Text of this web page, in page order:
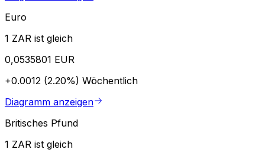
Euro
1 ZAR ist gleich
0,0535801 EUR
+0.0012 (2.20%) Wöchentlich
Diagramm anzeigen
Britisches Pfund
1 ZAR ist gleich